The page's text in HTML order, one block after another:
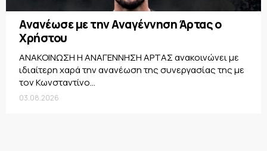
Ανανέωσε με την Αναγέννηση Άρτας ο
Χρήστου
ΑΝΑΚΟΙΝΩΣΗ Η ΑΝΑΓΕΝΝΗΣΗ ΑΡΤΑΣ ανακοινώνει με
ιδιαίτερη χαρά την ανανέωση της συνεργασίας της με
τον Κωνσταντίνο...
03.08.2026